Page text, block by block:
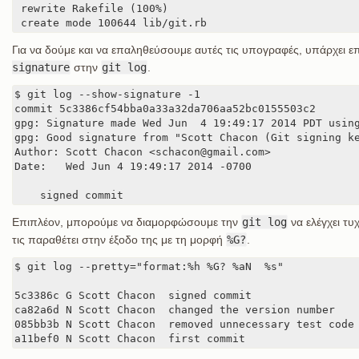
rewrite Rakefile (100%)
create mode 100644 lib/git.rb
Για να δούμε και να επαληθεύσουμε αυτές τις υπογραφές, υπάρχει
signature στην git log
$ git log --show-signature -1
commit 5c3386cf54bba0a33a32da706aa52bc0155503c2
gpg: Signature made Wed Jun  4 19:49:17 2014 PDT
gpg: Good signature from "Scott Chacon (Git signing
Author: Scott Chacon <schacon@gmail.com>
Date:   Wed Jun 4 19:49:17 2014 -0700
    signed commit
Επιπλέον, μπορούμε να διαμορφώσουμε την git log να ελέγχει
τις παραθέτει στην έξοδο της με τη μορφή %G?
$ git log --pretty="format:%h %G? %aN  %s"
5c3386c G Scott Chacon  signed commit
ca82a6d N Scott Chacon  changed the version number
085bb3b N Scott Chacon  removed unnecessary test code
a11bef0 N Scott Chacon  first commit